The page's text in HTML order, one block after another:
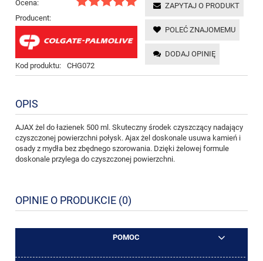
Ocena:
Producent:
Kod produktu: CHG072
ZAPYTAJ O PRODUKT
POLEĆ ZNAJOMEMU
DODAJ OPINIĘ
OPIS
AJAX żel do łazienek 500 ml. Skuteczny środek czyszczący nadający
czyszczonej powierzchni połysk. Ajax żel doskonale usuwa kamień i
osady z mydła bez zbędnego szorowania. Dzięki żelowej formule
doskonale przylega do czyszczonej powierzchni.
OPINIE O PRODUKCIE (0)
POMOC